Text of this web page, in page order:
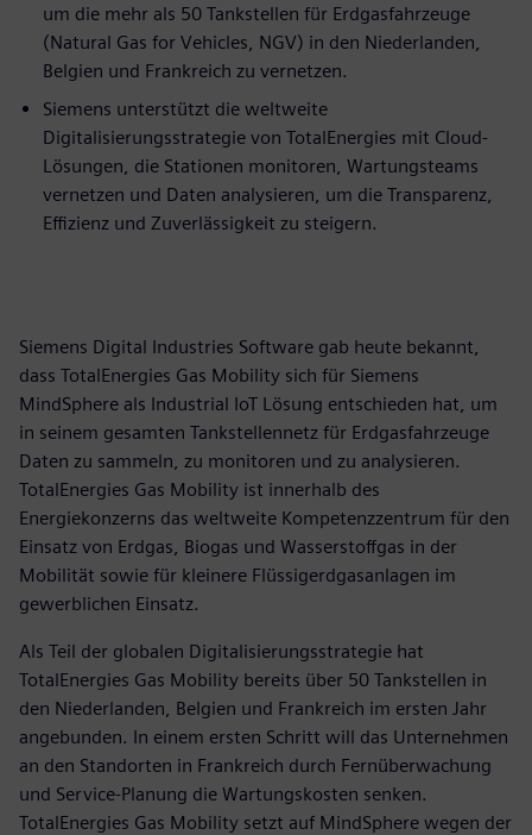
um die mehr als 50 Tankstellen für Erdgasfahrzeuge
(Natural Gas for Vehicles, NGV) in den Niederlanden,
Belgien und Frankreich zu vernetzen.
Siemens unterstützt die weltweite
Digitalisierungsstrategie von TotalEnergies mit Cloud-
Lösungen, die Stationen monitoren, Wartungsteams
vernetzen und Daten analysieren, um die Transparenz,
Effizienz und Zuverlässigkeit zu steigern.
Siemens Digital Industries Software gab heute bekannt,
dass TotalEnergies Gas Mobility sich für Siemens
MindSphere als Industrial IoT Lösung entschieden hat, um
in seinem gesamten Tankstellennetz für Erdgasfahrzeuge
Daten zu sammeln, zu monitoren und zu analysieren.
TotalEnergies Gas Mobility ist innerhalb des
Energiekonzerns das weltweite Kompetenzzentrum für den
Einsatz von Erdgas, Biogas und Wasserstoffgas in der
Mobilität sowie für kleinere Flüssigerdgasanlagen im
gewerblichen Einsatz.
Als Teil der globalen Digitalisierungsstrategie hat
TotalEnergies Gas Mobility bereits über 50 Tankstellen in
den Niederlanden, Belgien und Frankreich im ersten Jahr
angebunden. In einem ersten Schritt will das Unternehmen
an den Standorten in Frankreich durch Fernüberwachung
und Service-Planung die Wartungskosten senken.
TotalEnergies Gas Mobility setzt auf MindSphere wegen der